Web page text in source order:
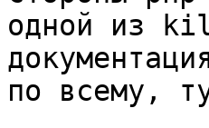
одной из
по всему,